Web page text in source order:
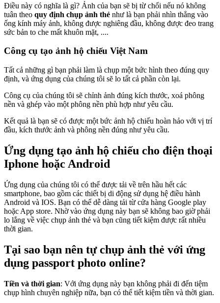
Điều này có nghĩa là gì? Ảnh của bạn sẽ bị từ chối nếu nó không
tuân theo quy định chụp ảnh thẻ như là bạn phải nhìn thẳng vào
ống kính máy ảnh, không được nghiêng đầu, không được đeo trang
sức bản to che mất khuôn mặt, ....
Công cụ tạo ảnh hộ chiếu Việt Nam
Tất cả những gì bạn phải làm là chụp một bức hình theo đúng quy
định, và ứng dụng của chúng tôi sẽ lo tất cả phần còn lại.
Công cụ của chúng tôi sẽ chỉnh ảnh đúng kích thước, xoá phông
nền và ghép vào một phông nền phù hợp như yêu cầu.
Kết quả là bạn sẽ có được một bức ảnh hộ chiếu hoàn hảo với vị trí
đầu, kích thước ảnh và phông nền đúng như yêu cầu.
Ứng dụng tạo ảnh hộ chiếu cho điện thoại
Iphone hoặc Android
Ứng dụng của chúng tôi có thể được tải về trên hầu hết các
smartphone, bao gồm các thiết bị di động sử dụng hệ điều hành
Android và IOS. Bạn có thể dễ dàng tải từ cửa hàng Google play
hoặc App store. Nhờ vào ứng dụng này bạn sẽ không bao giờ phải
lo lắng về việc chụp ảnh thẻ và bạn cũng tiết kiệm được rất nhiều
thời gian.
Tại sao bạn nên tự chụp ảnh thẻ với ứng
dụng passport photo online?
Tiền và thời gian: Với ứng dụng này bạn không phải đi đến tiệm
chụp hình chuyên nghiệp nữa, bạn có thể tiết kiệm tiền và thời gian.